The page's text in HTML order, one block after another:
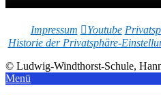
Impressum Youtube
Historie der Privatsphäre-
© Ludwig-Windthorst-Schule,
Menü